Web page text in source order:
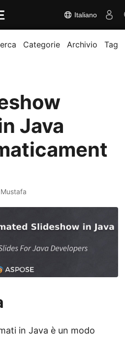
Italiano
Categorie Archivio Tag
Java
in Java è un modo